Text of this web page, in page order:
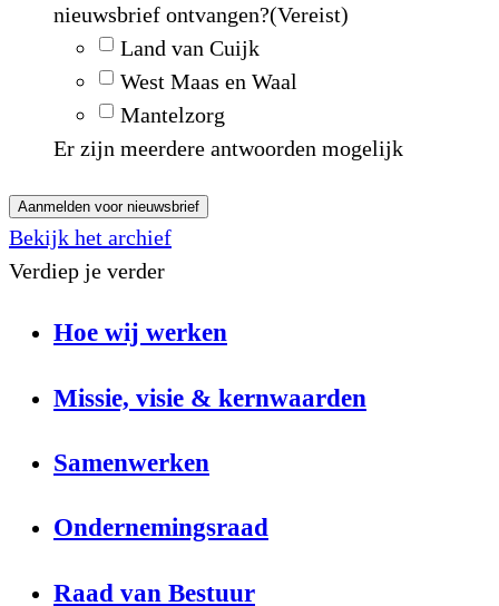
nieuwsbrief ontvangen?(Vereist)
Land van Cuijk
West Maas en Waal
Mantelzorg
Er zijn meerdere antwoorden mogelijk
Aanmelden voor nieuwsbrief
Bekijk het archief
Verdiep je verder
Hoe wij werken
Missie, visie & kernwaarden
Samenwerken
Ondernemingsraad
Raad van Bestuur